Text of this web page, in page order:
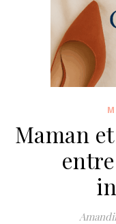
Maman